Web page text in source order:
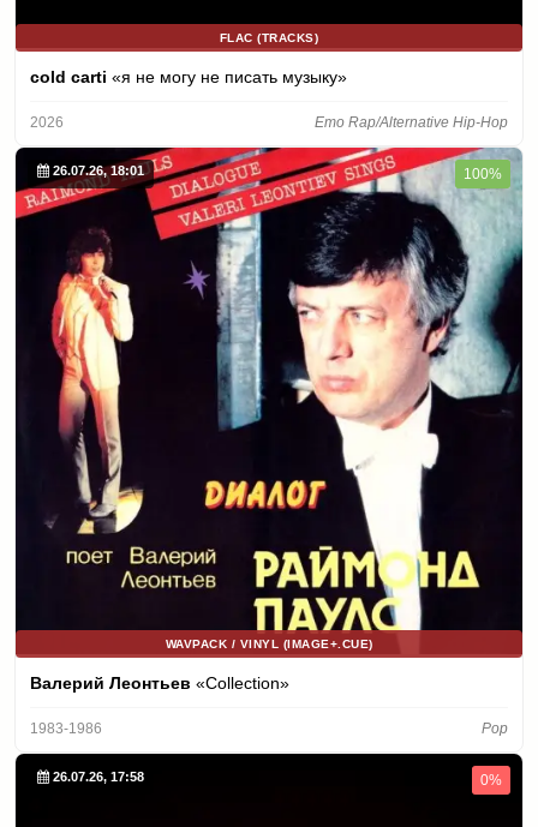
FLAC (TRACKS)
cold carti «я не могу не писать музыку»
2026 Emo Rap/Alternative Hip-Hop
26.07.26, 18:01 100%
WAVPACK / VINYL (IMAGE+.CUE)
Валерий Леонтьев «Collection»
1983-1986 Pop
26.07.26, 17:58 0%